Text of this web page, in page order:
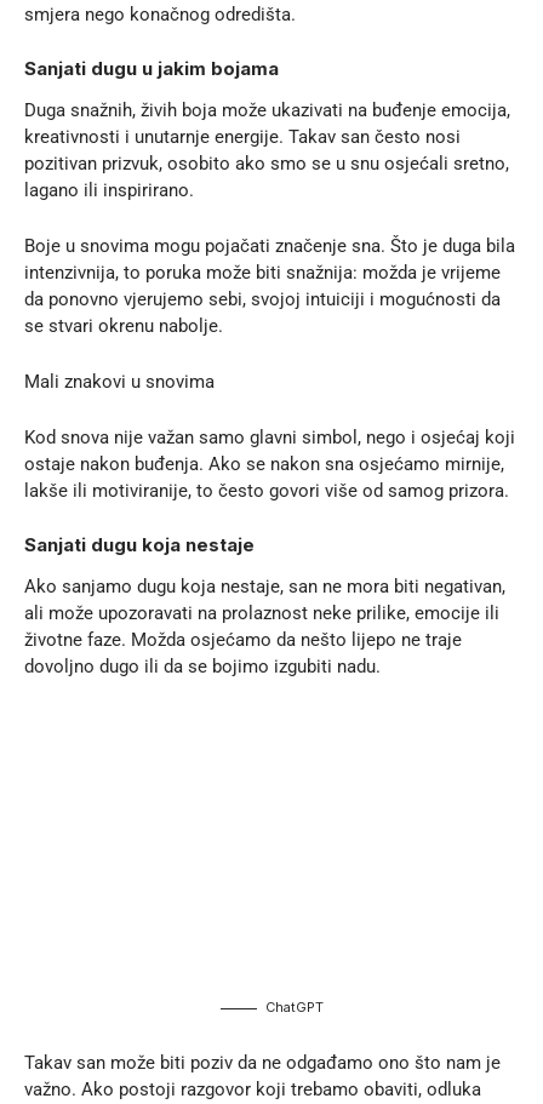
smjera nego konačnog odredišta.
Sanjati dugu u jakim bojama
Duga snažnih, živih boja može ukazivati na buđenje emocija,
kreativnosti i unutarnje energije. Takav san često nosi
pozitivan prizvuk, osobito ako smo se u snu osjećali sretno,
lagano ili inspirirano.
Boje u snovima mogu pojačati značenje sna. Što je duga bila
intenzivnija, to poruka može biti snažnija: možda je vrijeme
da ponovno vjerujemo sebi, svojoj intuiciji i mogućnosti da
se stvari okrenu nabolje.
Mali znakovi u snovima
Kod snova nije važan samo glavni simbol, nego i osjećaj koji
ostaje nakon buđenja. Ako se nakon sna osjećamo mirnije,
lakše ili motiviranije, to često govori više od samog prizora.
Sanjati dugu koja nestaje
Ako sanjamo dugu koja nestaje, san ne mora biti negativan,
ali može upozoravati na prolaznost neke prilike, emocije ili
životne faze. Možda osjećamo da nešto lijepo ne traje
dovoljno dugo ili da se bojimo izgubiti nadu.
ChatGPT
Takav san može biti poziv da ne odgađamo ono što nam je
važno. Ako postoji razgovor koji trebamo obaviti, odluka